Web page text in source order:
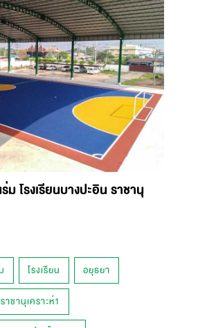
โรงเรียนบางปะอิน ราชานุ
โรงเรียน อยุธยา
าชานุเคราะห์1